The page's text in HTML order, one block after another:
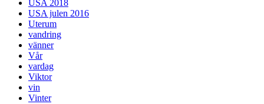
USA 2018
USA julen 2016
Uterum
vandring
vänner
Vår
vardag
Viktor
vin
Vinter